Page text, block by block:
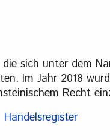
sich unter dem
Im Jahr 2018
Recht
Handelsregister